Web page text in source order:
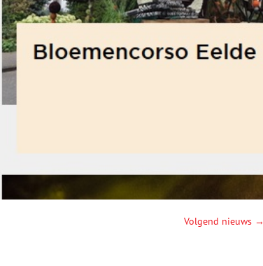
Volgend nieuws →